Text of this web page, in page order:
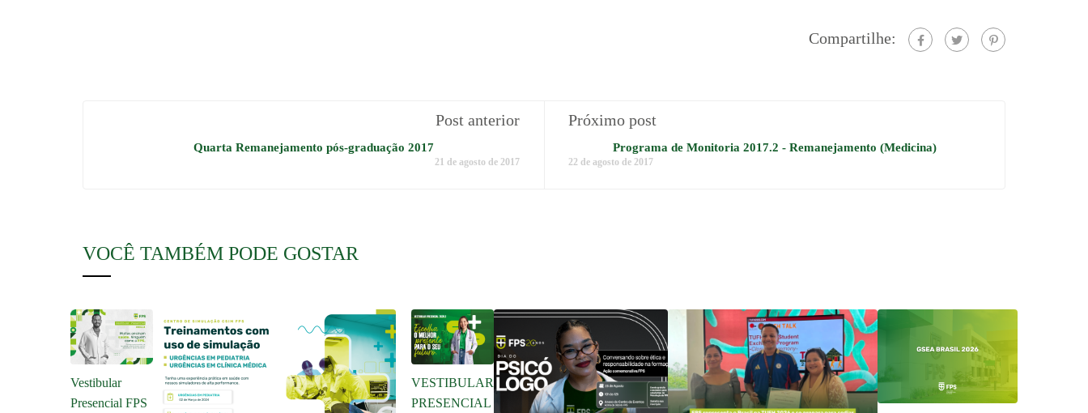
Compartilhe:
Post anterior
Quarta Remanejamento pós-graduação 2017
21 de agosto de 2017
Próximo post
Programa de Monitoria 2017.2 - Remanejamento (Medicina)
22 de agosto de 2017
VOCÊ TAMBÉM PODE GOSTAR
Vestibular
Presencial FPS
VESTIBULAR
PRESENCIAL